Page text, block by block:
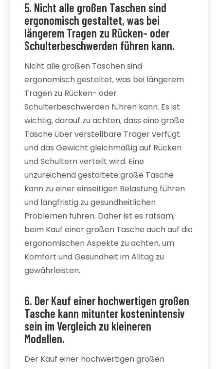
5. Nicht alle großen Taschen sind
ergonomisch gestaltet, was bei
längerem Tragen zu Rücken- oder
Schulterbeschwerden führen kann.
Nicht alle großen Taschen sind
ergonomisch gestaltet, was bei längerem
Tragen zu Rücken- oder
Schulterbeschwerden führen kann. Es ist
wichtig, darauf zu achten, dass eine große
Tasche über verstellbare Träger verfügt
und das Gewicht gleichmäßig auf Rücken
und Schultern verteilt wird. Eine
unzureichend gestaltete große Tasche
kann zu einer einseitigen Belastung führen
und langfristig zu gesundheitlichen
Problemen führen. Daher ist es ratsam,
beim Kauf einer großen Tasche auch auf die
ergonomischen Aspekte zu achten, um
Komfort und Gesundheit im Alltag zu
gewährleisten.
6. Der Kauf einer hochwertigen großen
Tasche kann mitunter kostenintensiv
sein im Vergleich zu kleineren
Modellen.
Der Kauf einer hochwertigen großen